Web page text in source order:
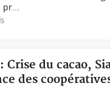
pr...
Crise du cacao,
des